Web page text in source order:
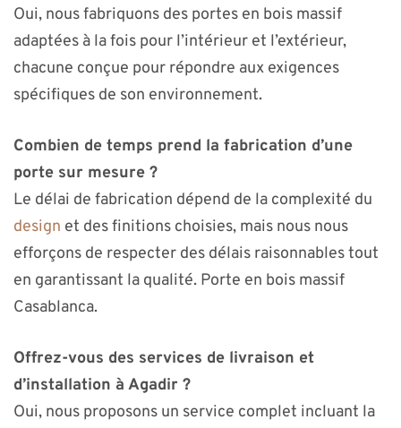
Oui, nous fabriquons des portes en bois massif
adaptées à la fois pour l’intérieur et l’extérieur,
chacune conçue pour répondre aux exigences
spécifiques de son environnement.
Combien de temps prend la fabrication d’une
porte sur mesure ?
Le délai de fabrication dépend de la complexité du
design et des finitions choisies, mais nous nous
efforçons de respecter des délais raisonnables tout
en garantissant la qualité. Porte en bois massif
Casablanca.
Offrez-vous des services de livraison et
d’installation à Agadir ?
Oui, nous proposons un service complet incluant la